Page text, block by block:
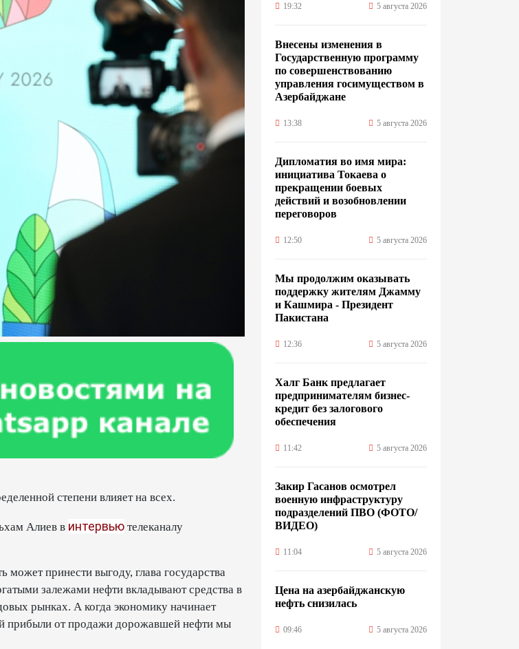
степени влияет на всех.
Алиев в интервью телеканалу
может принести выгоду, глава государства
залежами нефти вкладывают средства в
рынках. А когда экономику начинает
прибыли от продажи дорожавшей нефти мы
19:32 5 августа 2026
Внесены изменения в
Государственную программу
по совершенствованию
управления госимуществом в
Азербайджане
13:38 5 августа 2026
Дипломатия во имя мира:
инициатива Токаева о
прекращении боевых
действий и возобновлении
переговоров
12:50 5 августа 2026
Мы продолжим оказывать
поддержку жителям Джамму
и Кашмира - Президент
Пакистана
12:36 5 августа 2026
Халг Банк предлагает
предпринимателям бизнес-
кредит без залогового
обеспечения
11:42 5 августа 2026
Закир Гасанов осмотрел
военную инфраструктуру
подразделений ПВО (ФОТО/
ВИДЕО)
11:04 5 августа 2026
Цена на азербайджанскую
нефть cнизилась
09:46 5 августа 2026